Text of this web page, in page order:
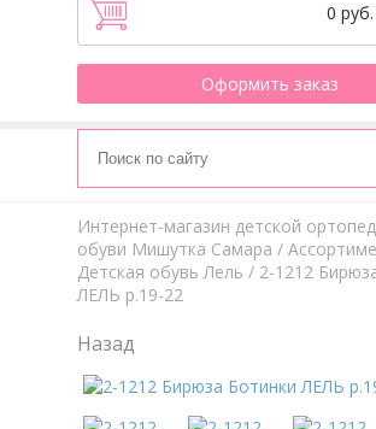
0
Оформить заказ
Интернет-магазин детской
обуви Мишутка Самара /
Детская обувь Лель / 2-1212
ЛЕЛЬ р.19-22
Назад